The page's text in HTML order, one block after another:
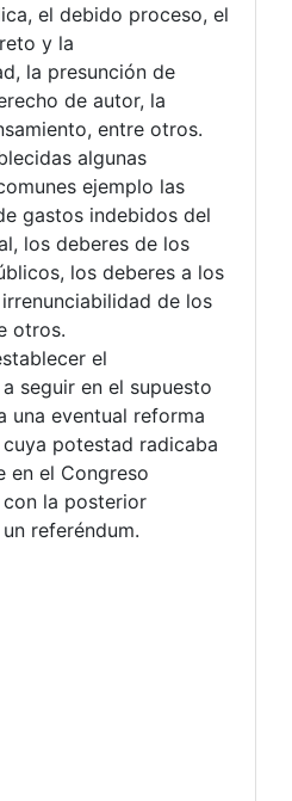
el debido proceso, el
y la
la presunción de
de autor, la
entre otros.
algunas
ejemplo las
gastos indebidos del
los deberes de los
los deberes a los
de los
otros.
el
seguir en el supuesto
una eventual reforma
potestad radicaba
en el Congreso
la posterior
referéndum.